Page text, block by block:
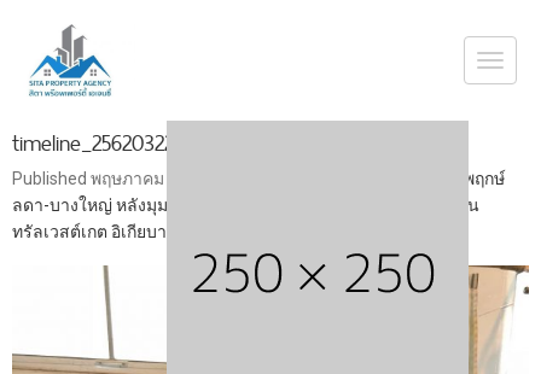
timeline_25620322_165323
Published พฤษภาคม 6, 2019
ขายบ้านเดี่ยว พฤกษ์
ลดา-บางใหญ่ หลังมุม มีพื้นที่ว่างด้านข้างกว้างถึง 6 เมตร ใกล้เซ็น
ทรัลเวสต์เกต อิเกียบางใหญ่ ตลาดบางใหญ่ซิตี้